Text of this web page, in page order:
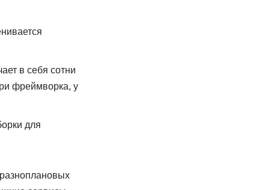
в себя сотни
фреймворка, у
для